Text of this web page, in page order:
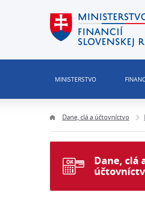
MINISTERSTVO
Dane, clá a účtovníctvo
Dane, clá